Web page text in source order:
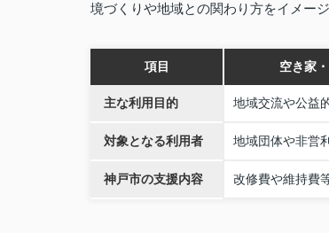
境づくりや地域との関わり方をイメー
項目 空き家
主な利用目的 地域交流や公益
対象となる利用者 地域団体や非営
神戸市の支援内容 改修費や維持費